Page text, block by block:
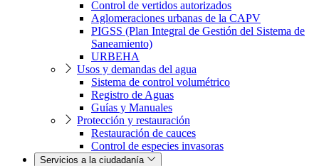
Control de vertidos autorizados
Aglomeraciones urbanas de la CAPV
PIGSS (Plan Integral de Gestión del Sistema de
Saneamiento)
URBEHA
Usos y demandas del agua
Sistema de control volumétrico
Registro de Aguas
Guías y Manuales
Protección y restauración
Restauración de cauces
Control de especies invasoras
Servicios a la ciudadanía